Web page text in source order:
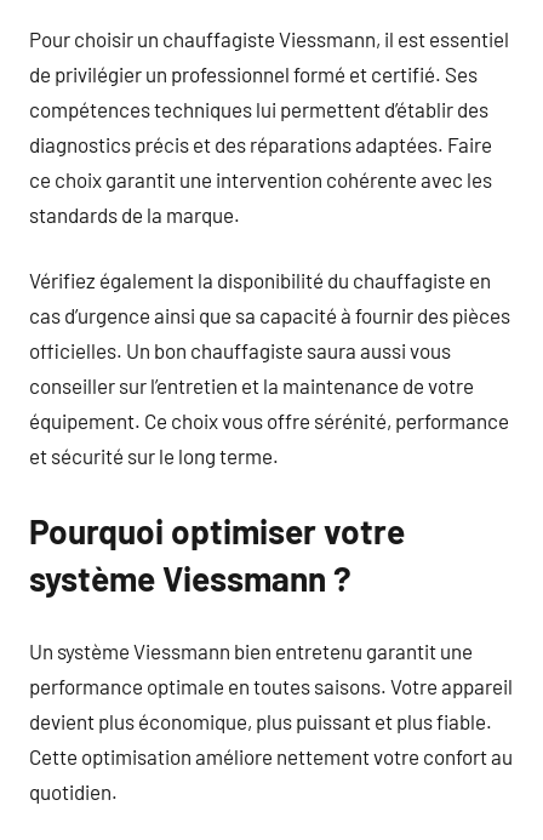
Pour choisir un chauffagiste Viessmann, il est essentiel
de privilégier un professionnel formé et certifié. Ses
compétences techniques lui permettent d’établir des
diagnostics précis et des réparations adaptées. Faire
ce choix garantit une intervention cohérente avec les
standards de la marque.
Vérifiez également la disponibilité du chauffagiste en
cas d’urgence ainsi que sa capacité à fournir des pièces
officielles. Un bon chauffagiste saura aussi vous
conseiller sur l’entretien et la maintenance de votre
équipement. Ce choix vous offre sérénité, performance
et sécurité sur le long terme.
Pourquoi optimiser votre
système Viessmann ?
Un système Viessmann bien entretenu garantit une
performance optimale en toutes saisons. Votre appareil
devient plus économique, plus puissant et plus fiable.
Cette optimisation améliore nettement votre confort au
quotidien.